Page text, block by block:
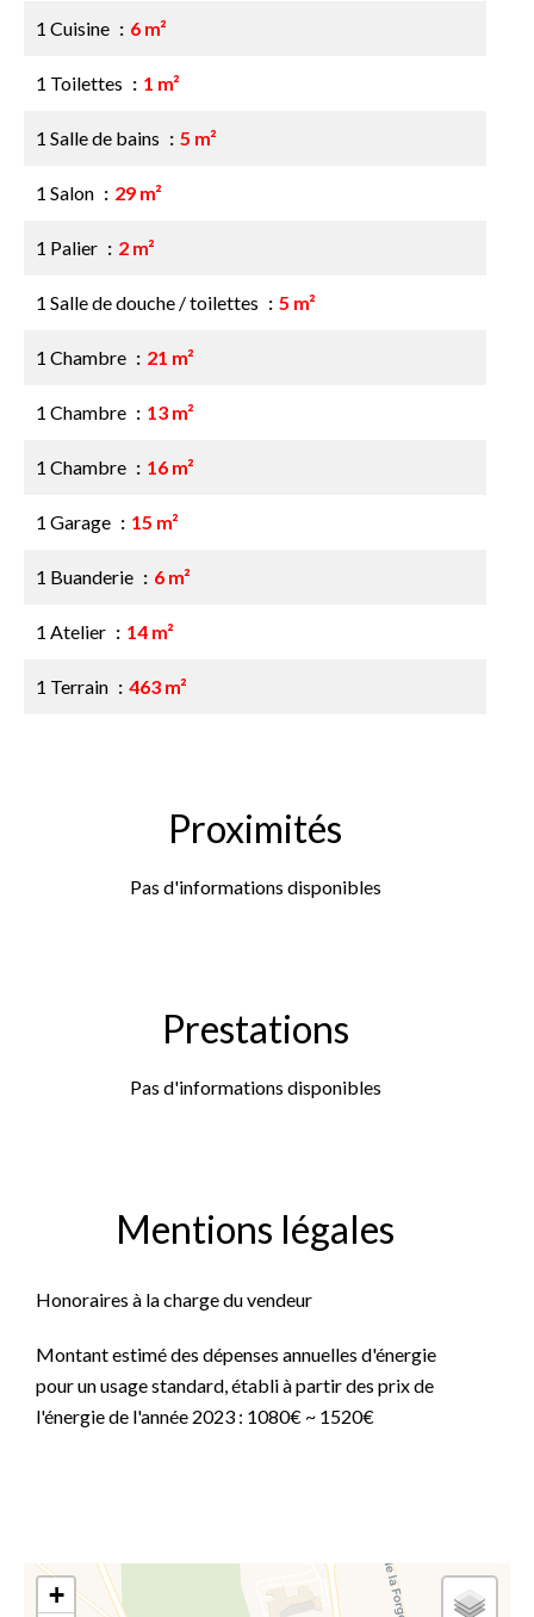
1 Cuisine 6 m²
1 Toilettes 1 m²
1 Salle de bains 5 m²
1 Salon 29 m²
1 Palier 2 m²
1 Salle de douche / toilettes 5 m²
1 Chambre 21 m²
1 Chambre 13 m²
1 Chambre 16 m²
1 Garage 15 m²
1 Buanderie 6 m²
1 Atelier 14 m²
1 Terrain 463 m²
Proximités
Pas d'informations disponibles
Prestations
Pas d'informations disponibles
Mentions légales
Honoraires à la charge du vendeur
Montant estimé des dépenses annuelles d'énergie
pour un usage standard, établi à partir des prix de
l'énergie de l'année 2023 : 1080€ ~ 1520€
+